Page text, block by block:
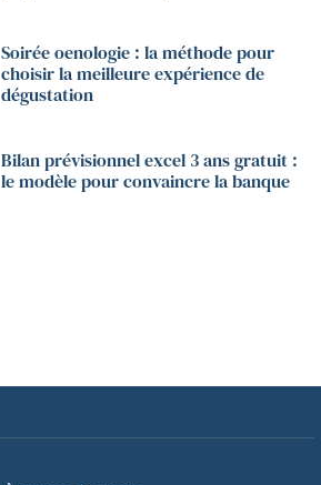
Soirée oenologie : la méthode pour
choisir la meilleure expérience de
dégustation
Bilan prévisionnel excel 3 ans gratuit :
le modèle pour convaincre la banque